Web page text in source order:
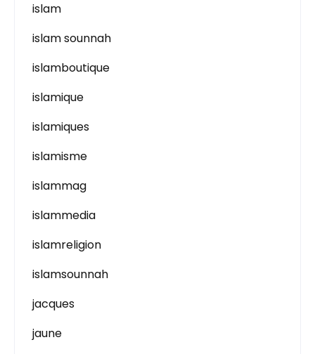
islam
islam sounnah
islamboutique
islamique
islamiques
islamisme
islammag
islammedia
islamreligion
islamsounnah
jacques
jaune